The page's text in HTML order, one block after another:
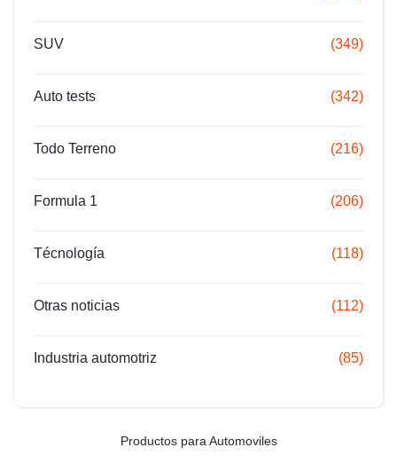
SUV (349)
Auto tests (342)
Todo Terreno (216)
Formula 1 (206)
Técnología (118)
Otras noticias (112)
Industria automotriz (85)
Productos para Automoviles